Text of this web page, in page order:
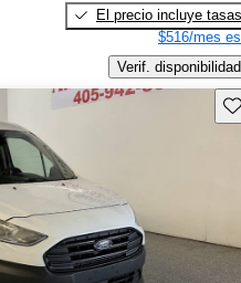
El precio incluye tasas
$516/mes
Verif. disponibilidad